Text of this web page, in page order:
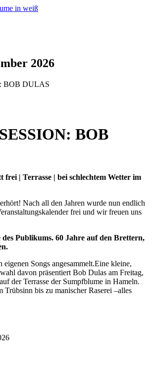
2026
BOB DULAS
BOB
| Terrasse | bei schlechtem Wetter im
Nach all den Jahren wurde nun endlich
frei und wir freuen uns
des Publikums. 60 Jahre auf den Brettern,
eigenen Songs angesammelt.Eine kleine,
davon präsentiert Bob Dulas am Freitag,
der Terrasse der Sumpfblume in Hameln.
Trübsinn bis zu manischer Raserei –alles